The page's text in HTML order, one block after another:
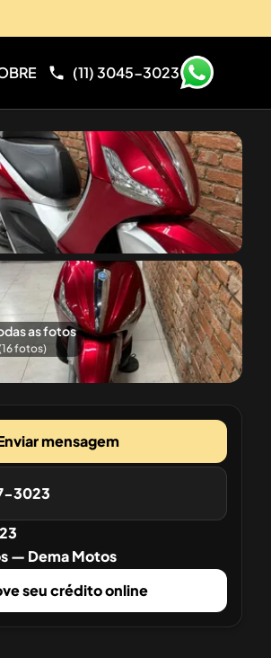
(11) 3045-3023
as fotos
16fotos)
mensagem
3023
— Dema Motos
seu crédito online